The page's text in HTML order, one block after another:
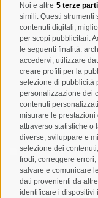
Noi e altre 5 terze parti
simili. Questi strumenti
contenuti digitali,
per scopi pubblicitari.
le seguenti finalità:
accedervi, utilizzare
creare profili per la
selezione di pubblicità
personalizzazione dei
contenuti
misurare le
attraverso statistiche o
diverse, sviluppare e
selezione dei
frodi, correggere
salvare e comunicare
dati provenienti da
identificare i dispositivi
Letto e compreso
trattamento dei